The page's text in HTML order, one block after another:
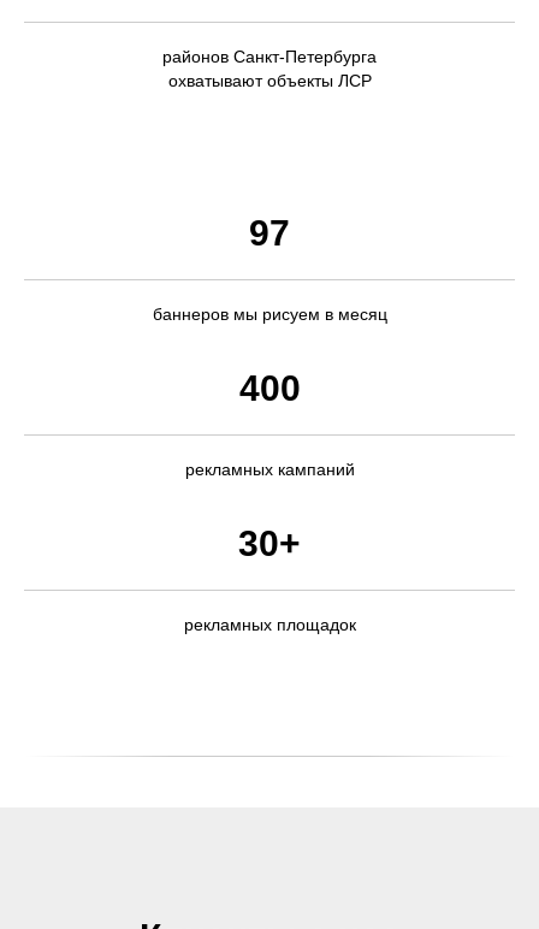
районов Санкт-Петербурга
охватывают объекты ЛСР
97
баннеров мы рисуем в месяц
400
рекламных кампаний
30+
рекламных площадок